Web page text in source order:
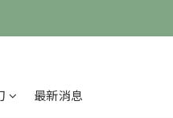
最新消息